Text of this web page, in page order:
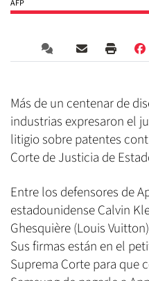
AFP
Más de un centenar de
industrias expresaron el
litigio sobre patentes
Corte de Justicia de
Entre los defensores de
estadounidense Calvin
Ghesquière (Louis
Sus firmas están en el
Suprema Corte para que